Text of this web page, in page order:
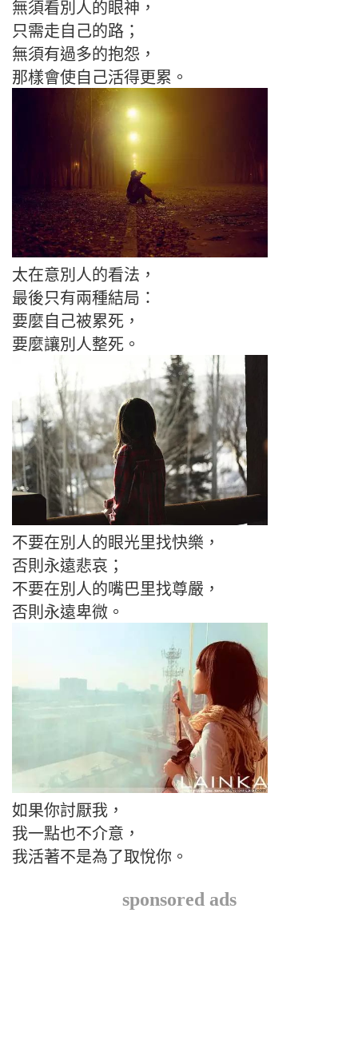
無須看別人的眼神，
只需走自己的路；
無須有過多的抱怨，
那樣會使自己活得更累。
太在意別人的看法，
最後只有兩種結局：
要麼自己被累死，
要麼讓別人整死。
不要在別人的眼光里找快樂，
否則永遠悲哀；
不要在別人的嘴巴里找尊嚴，
否則永遠卑微。
如果你討厭我，
我一點也不介意，
我活著不是為了取悅你。
sponsored ads